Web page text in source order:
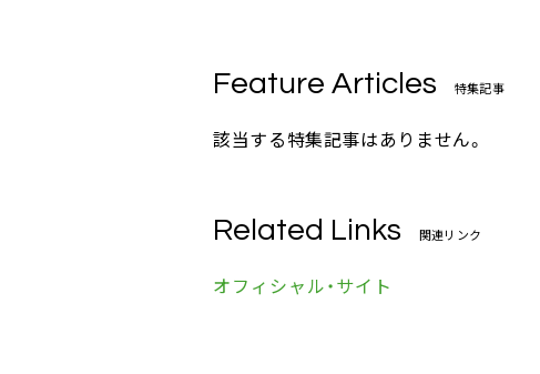
Feature Articles 特集記事
該当する特集記事はありません。
Related Links 関連リンク
オフィシャル・サイト